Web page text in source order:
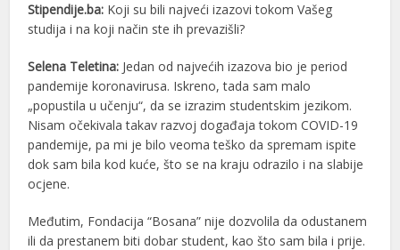
Stipendije.ba: Koji su bili najveći izazovi tokom Vašeg
studija i na koji način ste ih prevazišli?
Selena Teletina: Jedan od najvećih izazova bio je period
pandemije koronavirusa. Iskreno, tada sam malo
„popustila u učenju“, da se izrazim studentskim jezikom.
Nisam očekivala takav razvoj događaja tokom COVID-19
pandemije, pa mi je bilo veoma teško da spremam ispite
dok sam bila kod kuće, što se na kraju odrazilo i na slabije
ocjene.
Međutim, Fondacija “Bosana” nije dozvolila da odustanem
ili da prestanem biti dobar student, kao što sam bila i prije.